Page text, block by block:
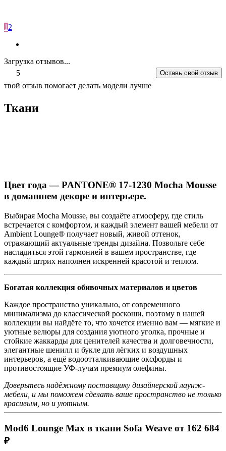
1 2
Загрузка отзывов...
5
Оставь свой отзыв
твой отзыв помогает делать модели лучше
Ткани
Цвет года — PANTONE® 17-1230 Mocha Mousse
в домашнем декоре и интерьере.
Выбирая Mocha Mousse, вы создаёте атмосферу, где стиль
встречается с комфортом, и каждый элемент вашей мебели от
Ambient Lounge® получает новый, живой оттенок,
отражающий актуальные тренды дизайна. Позвольте себе
насладиться этой гармонией в вашем пространстве, где
каждый штрих наполнен искренней красотой и теплом.
Богатая коллекция обивочных материалов и цветов
Каждое пространство уникально, от современного
минимализма до классической роскоши, поэтому в нашей
коллекции вы найдёте то, что хочется именно вам — мягкие и
уютные велюры для создания уютного уголка, прочные и
стойкие жаккарды для ценителей качества и долговечности,
элегантные шенилл и букле для лёгких и воздушных
интерьеров, а ещё водоотталкивающие оксфорды и
противостоящие УФ-лучам премиум олефины.
Доверьтесь надёжному поставщику дизайнерской лаунж-
мебели, и мы поможем сделать ваше пространство не только
красивым, но и уютным.
Mod6 Lounge Max в ткани Sofa Weave от 162 684
₽